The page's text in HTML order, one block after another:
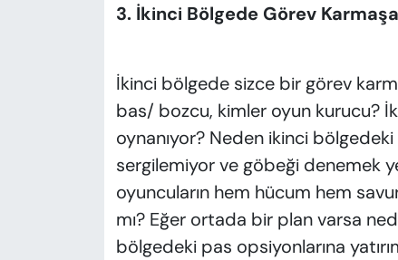
3. İkinci Bölgede Görev
İkinci bölgede sizce bir görev
bas/ bozcu, kimler oyun kurucu?
oynanıyor? Neden ikinci
sergilemiyor ve göbeği denemek
oyuncuların hem hücum hem
mı? Eğer ortada bir plan varsa
bölgedeki pas opsiyonlarına